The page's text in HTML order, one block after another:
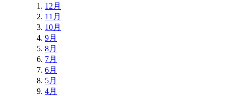
12月
11月
10月
9月
8月
7月
6月
5月
4月